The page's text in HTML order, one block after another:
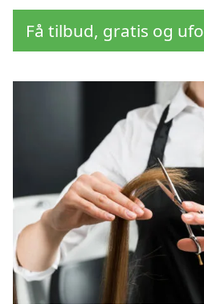
Få tilbud, gratis og